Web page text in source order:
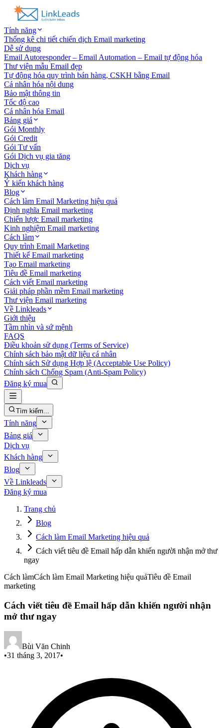
Tính năng
Thống kê chi tiết chiến dịch Email marketing
Dễ sử dụng
Email Autoresponder – Email Automation – Email tự động hóa
Thư viện mẫu Email đẹp
Tự động hóa quy trình bán hàng, CSKH bằng Email
Cá nhân hóa nội dung
Bảo mật thông tin
Tốc độ cao
Cá nhân hóa Email
Bảng giá
Gói Monthly
Gói Credit
Gói Tư vấn
Gói Dịch vụ gia tăng
Dịch vụ
Khách hàng
Ý kiến khách hàng
Blog
Cách làm Email Marketing hiệu quả
Định nghĩa Email marketing
Chiến lược Email marketing
Kinh nghiệm Email marketing
Cách làm
Quy trình Email Marketing
Thiết kế Email marketing
Tạo Email marketing
Tiêu đề Email marketing
Cách viết Email marketing
Giải pháp phần mềm Email marketing
Thư viện Email marketing
Về Linkleads
Giới thiệu
Tầm nhìn và sứ mệnh
FAQS
Điều khoản sử dụng (Terms of Service)
Chính sách bảo mật dữ liệu cá nhân
Chính sách Sử dụng Hợp lệ (Acceptable Use Policy)
Chính sách Chống Spam (Anti-Spam Policy)
Đăng ký mua
Tìm kiếm...
Tính năng
Bảng giá
Dịch vụ
Khách hàng
Blog
Về Linkleads
Đăng ký mua
Trang chủ
Blog
Cách làm Email Marketing hiệu quả
Cách viết tiêu đề Email hấp dẫn khiến người nhận mở thư
ngay
Cách làmCách làm Email Marketing hiệu quảTiêu đề Email
marketing
Cách viết tiêu đề Email hấp dẫn khiến người nhận
mở thư ngay
Bùi Văn Chinh
•31 tháng 3, 2017•